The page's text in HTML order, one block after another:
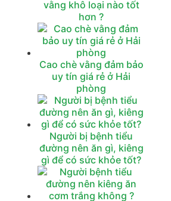
vằng khô loại nào tốt
hơn ?
Cao chè vằng đảm bảo
uy tín giá rẻ ở Hải
phòng
Người bị bệnh tiểu
đường nên ăn gì, kiêng
gì để có sức khỏe tốt?